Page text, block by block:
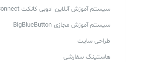
سیستم آموزش آنلاین ادوبی کانکت Adobe Connect
سیستم آموزش مجازی BigBlueButton
طراحی سایت
هاستینگ سفارشی